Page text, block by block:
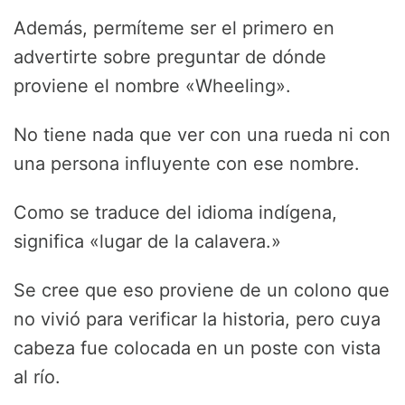
Además, permíteme ser el primero en
advertirte sobre preguntar de dónde
proviene el nombre «Wheeling».
No tiene nada que ver con una rueda ni con
una persona influyente con ese nombre.
Como se traduce del idioma indígena,
significa «lugar de la calavera.»
Se cree que eso proviene de un colono que
no vivió para verificar la historia, pero cuya
cabeza fue colocada en un poste con vista
al río.